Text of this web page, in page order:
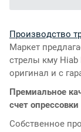
Производство
Маркет
стрелы кму Hiab
оригинал и с
Премиальное
счет
Собственное